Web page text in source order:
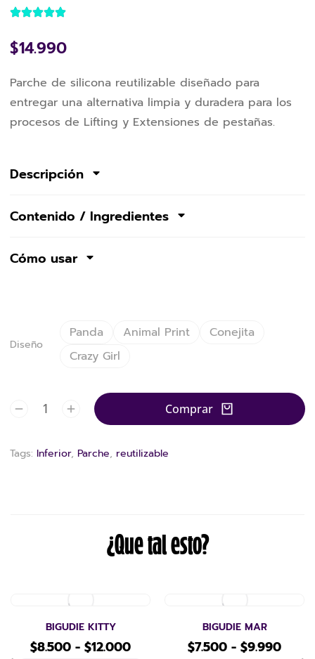
$14.990
Parche de silicona reutilizable diseñado para
entregar una alternativa limpia y duradera para los
procesos de Lifting y Extensiones de pestañas.
Descripción
Contenido / Ingredientes
Cómo usar
Diseño
Panda Animal Print
Conejita
Crazy Girl
Comprar
Tags: Inferior, Parche, reutilizable
¿Que tal esto?
BIGUDIE KITTY
$8.500 - $12.000
BIGUDIE MAR
$7.500 - $9.990